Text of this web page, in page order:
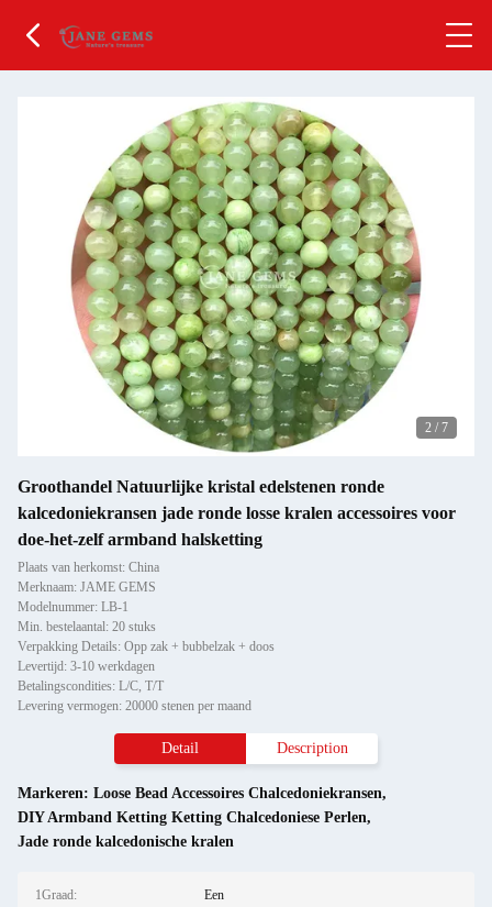
2 / 7
Groothandel Natuurlijke kristal edelstenen ronde
kalcedoniekransen jade ronde losse kralen accessoires voor
doe-het-zelf armband halsketting
Plaats van herkomst: China
Merknaam: JAME GEMS
Modelnummer: LB-1
Min. bestelaantal: 20 stuks
Verpakking Details: Opp zak + bubbelzak + doos
Levertijd: 3-10 werkdagen
Betalingscondities: L/C, T/T
Levering vermogen: 20000 stenen per maand
Detail Description
Markeren: Loose Bead Accessoires Chalcedoniekransen,
DIY Armband Ketting Ketting Chalcedoniese Perlen,
Jade ronde kalcedonische kralen
1Graad: Een